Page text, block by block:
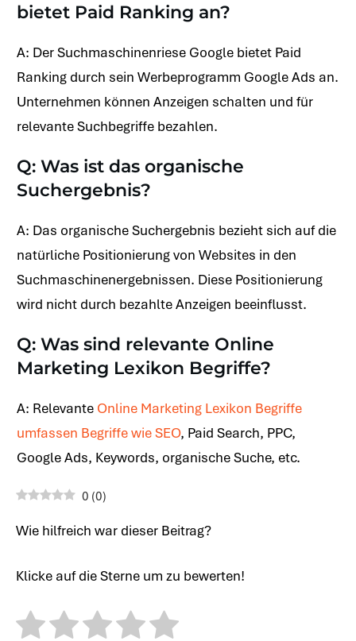
bietet Paid Ranking an?
A: Der Suchmaschinenriese Google bietet Paid
Ranking durch sein Werbeprogramm Google Ads an.
Unternehmen können Anzeigen schalten und für
relevante Suchbegriffe bezahlen.
Q: Was ist das organische
Suchergebnis?
A: Das organische Suchergebnis bezieht sich auf die
natürliche Positionierung von Websites in den
Suchmaschinenergebnissen. Diese Positionierung
wird nicht durch bezahlte Anzeigen beeinflusst.
Q: Was sind relevante Online
Marketing Lexikon Begriffe?
A: Relevante Online Marketing Lexikon Begriffe
umfassen Begriffe wie SEO, Paid Search, PPC,
Google Ads, Keywords, organische Suche, etc.
0 (0)
Wie hilfreich war dieser Beitrag?
Klicke auf die Sterne um zu bewerten!